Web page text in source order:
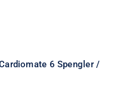
6 Spengler /